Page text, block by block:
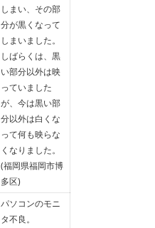
しまい、その部
分が黒くなって
しまいました。
しばらくは、黒
い部分以外は映
っていました
が、今は黒い部
分以外は白くな
って何も映らな
くなりました。
(福岡県福岡市博
多区)
パソコンのモニ
タ不良。